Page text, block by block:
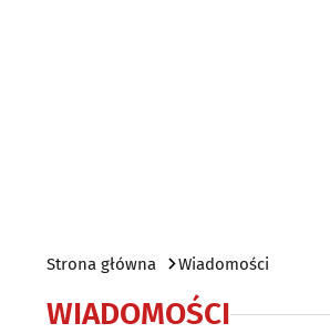
Strona główna Wiadomości
WIADOMOŚCI